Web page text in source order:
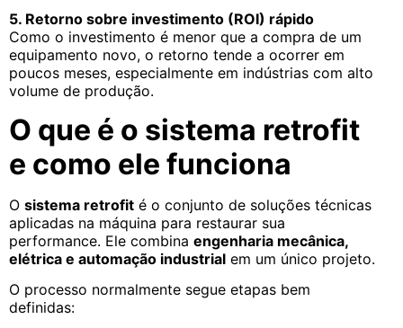
5. Retorno sobre investimento (ROI) rápido
Como o investimento é menor que a compra de um
equipamento novo, o retorno tende a ocorrer em
poucos meses, especialmente em indústrias com alto
volume de produção.
O que é o sistema retrofit
e como ele funciona
O sistema retrofit é o conjunto de soluções técnicas
aplicadas na máquina para restaurar sua
performance. Ele combina engenharia mecânica,
elétrica e automação industrial em um único projeto.
O processo normalmente segue etapas bem
definidas: